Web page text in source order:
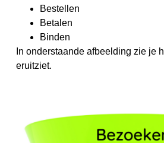
Bestellen
Betalen
Binden
In onderstaande afbeelding zie je
eruitziet.